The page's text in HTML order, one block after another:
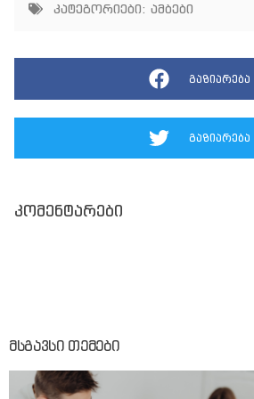
კატეგორიები: ამბები
გაზიარება
გაზიარება
კომენტარები
მსგავსი თემები